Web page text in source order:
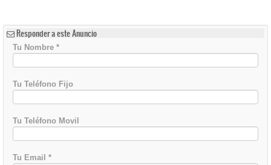
Responder a este Anuncio
Tu Nombre *
Tu Teléfono Fijo
Tu Teléfono Movil
Tu Email *